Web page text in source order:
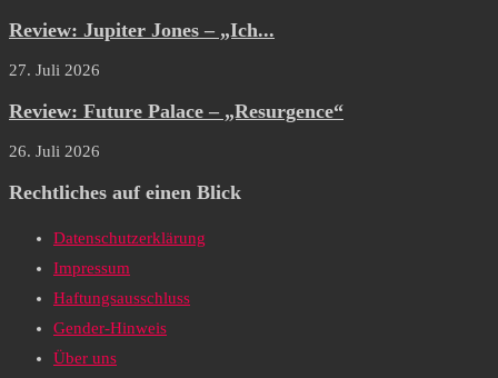
Review: Jupiter Jones – „Ich...
27. Juli 2026
Review: Future Palace – „Resurgence“
26. Juli 2026
Rechtliches auf einen Blick
Datenschutzerklärung
Impressum
Haftungsausschluss
Gender-Hinweis
Über uns